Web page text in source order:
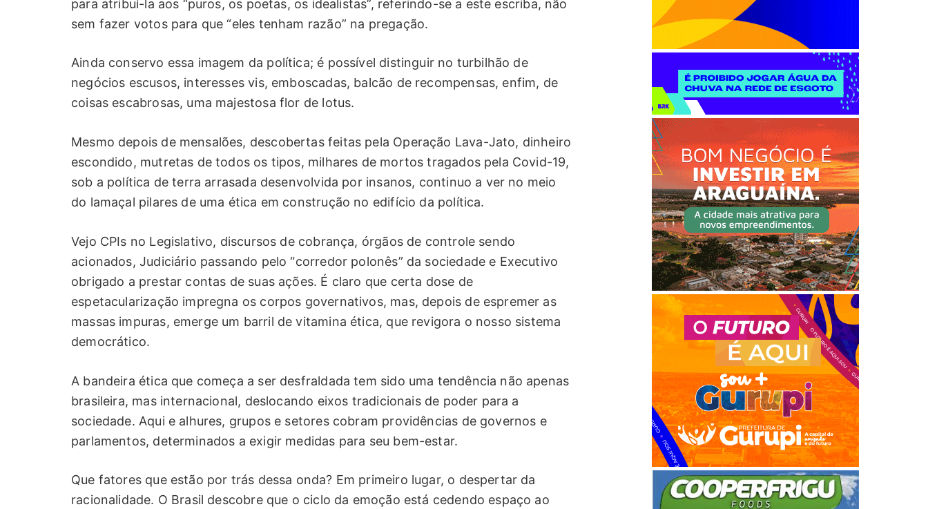
para atribuí-la aos “puros, os poetas, os idealistas”, referindo-se a este escriba, não
sem fazer votos para que “eles tenham razão” na pregação.
Ainda conservo essa imagem da política; é possível distinguir no turbilhão de
negócios escusos, interesses vis, emboscadas, balcão de recompensas, enfim, de
coisas escabrosas, uma majestosa flor de lotus.
Mesmo depois de mensalões, descobertas feitas pela Operação Lava-Jato, dinheiro
escondido, mutretas de todos os tipos, milhares de mortos tragados pela Covid-19,
sob a política de terra arrasada desenvolvida por insanos, continuo a ver no meio
do lamaçal pilares de uma ética em construção no edifício da política.
Vejo CPIs no Legislativo, discursos de cobrança, órgãos de controle sendo
acionados, Judiciário passando pelo “corredor polonês” da sociedade e Executivo
obrigado a prestar contas de suas ações. É claro que certa dose de
espetacularização impregna os corpos governativos, mas, depois de espremer as
massas impuras, emerge um barril de vitamina ética, que revigora o nosso sistema
democrático.
A bandeira ética que começa a ser desfraldada tem sido uma tendência não apenas
brasileira, mas internacional, deslocando eixos tradicionais de poder para a
sociedade. Aqui e alhures, grupos e setores cobram providências de governos e
parlamentos, determinados a exigir medidas para seu bem-estar.
Que fatores que estão por trás dessa onda? Em primeiro lugar, o despertar da
racionalidade. O Brasil descobre que o ciclo da emoção está cedendo espaço ao